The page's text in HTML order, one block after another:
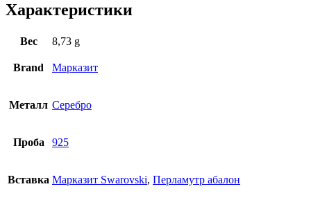
Характеристики
Вес 8,73 g
Brand Марказит
Металл Серебро
Проба 925
Вставка Марказит Swarovski, Перламутр абалон